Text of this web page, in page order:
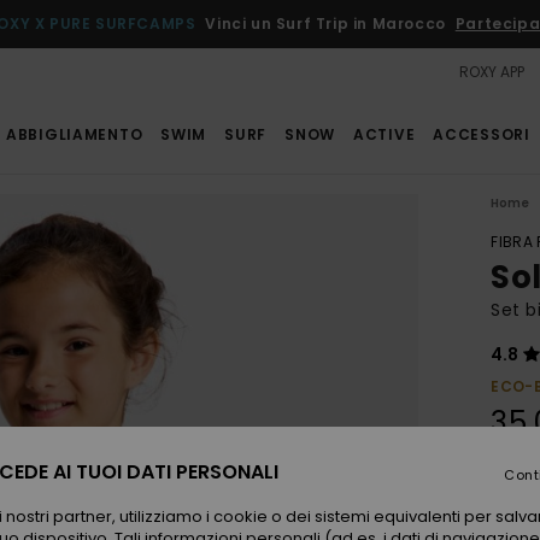
X PURE SURFCAMPS Vinci un Surf Trip in Marocco
ROXY APP
ABBIGLIAMENTO SWIM SURF SNOW ACTIVE ACCESSORI
Home
FIBRA
Set
4.8
ECO-
AI TUOI DATI PERSONALI
partner, utilizziamo i cookie o dei sistemi equivalenti per